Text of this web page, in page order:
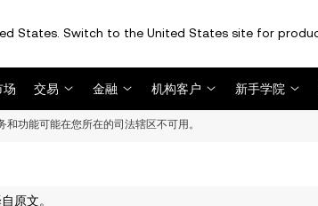
States. Switch to the United States site for
场 交易 金融 机构客户 新手学院
功能可能在您所在的司法辖区不可用。
原文。